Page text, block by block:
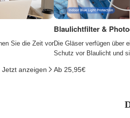
Sie die Zeit vor
Jetzt anzeigen
Blaulichtfilter &
Die Gläser verfügen über
Schutz vor Blaulicht und
Ab 25,95€